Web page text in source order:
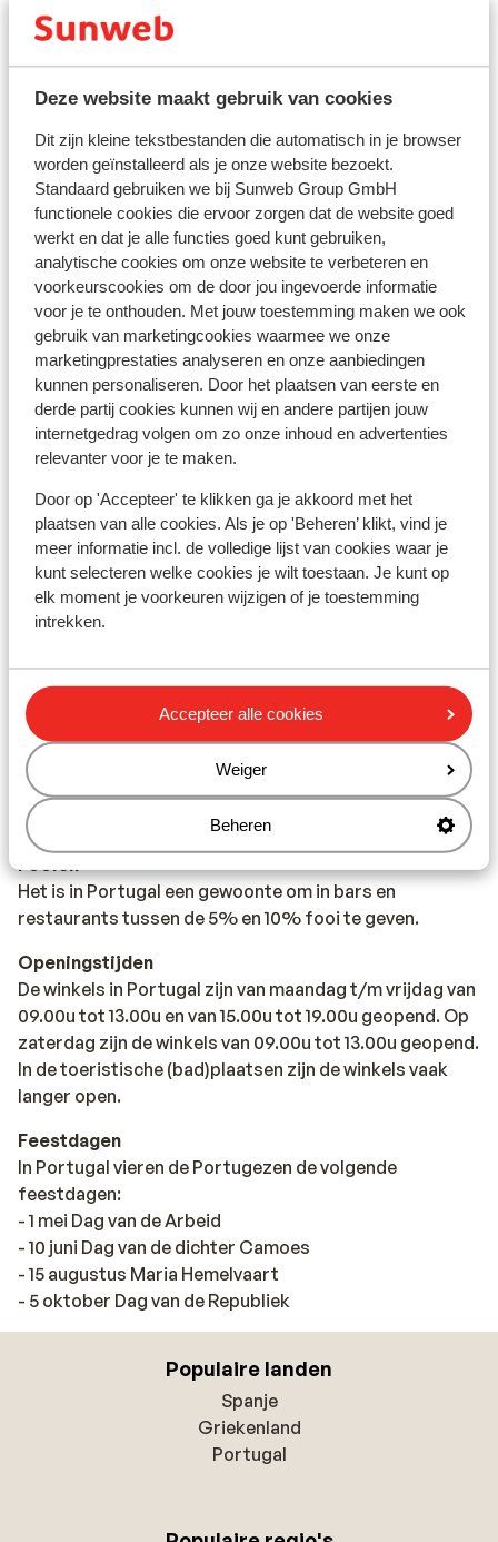
Deze website maakt gebruik van cookies
Dit zijn kleine tekstbestanden die automatisch in je browser
worden geïnstalleerd als je onze website bezoekt.
Standaard gebruiken we bij Sunweb Group GmbH
functionele cookies die ervoor zorgen dat de website goed
werkt en dat je alle functies goed kunt gebruiken,
analytische cookies om onze website te verbeteren en
voorkeurscookies om de door jou ingevoerde informatie
voor je te onthouden. Met jouw toestemming maken we ook
gebruik van marketingcookies waarmee we onze
marketingprestaties analyseren en onze aanbiedingen
kunnen personaliseren. Door het plaatsen van eerste en
derde partij cookies kunnen wij en andere partijen jouw
internetgedrag volgen om zo onze inhoud en advertenties
relevanter voor je te maken.
Door op 'Accepteer' te klikken ga je akkoord met het
plaatsen van alle cookies. Als je op 'Beheren’ klikt, vind je
meer informatie incl. de volledige lijst van cookies waar je
kunt selecteren welke cookies je wilt toestaan. Je kunt op
elk moment je voorkeuren wijzigen of je toestemming
intrekken.
Accepteer alle cookies
Weiger
Beheren
VoorPortugalgeldt:
In elke reservering dient er minimaal 1 persoon per
kamer 18 jaar of ouder te zijn.
Voor actuele informatie betreffende vaccinaties en
andere gegevens over gezondheid en reizen, kun je het
beste een kijkje nemen op de website van het Landelijk
Coördinatiecentrum Reizigersadvisering:
https://www.lcr.nl/
Telefoneren
Je kan met je mobiele telefoon telefoneren in Portugal.
Wij adviseren je om dit zoveel mogelijk te beperken,
vanwege de hoge kosten die hiervoor aangerekend
worden. Informeer hierover bij jouw provider voor je op
vakantie vertrekt. Als je gebruik wil maken van internet
via je telefoon, dan raden we je aan om dit via een
draadloos netwerk te doen. Zet ook altijd je
dataroaming uit in het buitenland.
Alarmnummer
Het alarmnummer in Portugal voor de politie,
ambulance en brandweer is 112.
Tijdens je vakantie in Portugal maak je kennis met de
heelijke Portugese keuken. Wat dacht je van Cataplana
(een stoofschotel van schaal- en schelpdieren met
gekookte ham) of van Kip Piri-Piri, lekker pittig! Dit in
combinatie met een glas wijn of een verfrissend pintje
en jouw maaltijd is compleet.
Fooien
Het is in Portugal een gewoonte om in bars en
restaurants tussen de 5% en 10% fooi te geven.
Openingstijden
De winkels in Portugal zijn van maandag t/m vrijdag van
09.00u tot 13.00u en van 15.00u tot 19.00u geopend. Op
zaterdag zijn de winkels van 09.00u tot 13.00u geopend.
In de toeristische (bad)plaatsen zijn de winkels vaak
langer open.
Feestdagen
In Portugal vieren de Portugezen de volgende
feestdagen:
- 1 mei Dag van de Arbeid
- 10 juni Dag van de dichter Camoes
- 15 augustus Maria Hemelvaart
- 5 oktober Dag van de Republiek
Populaire landen
Spanje
Griekenland
Portugal